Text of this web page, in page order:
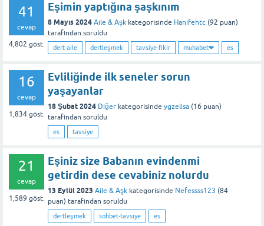
41
cevap
4,802 göst.
Eşimin yaptığına şaşkınım
8 Mayıs 2024 Aile & Aşk kategorisinde Hanifehtc (92 puan)
tarafından soruldu
dert-aile dertleşmek tavsiye-fikir muhabet❤ es
16
cevap
1,834 göst.
Evliliğinde ilk seneler sorun
yaşayanlar
18 Şubat 2024 Diğer kategorisinde ygzelisa (16 puan)
tarafından soruldu
es tavsiye
21
cevap
1,589 göst.
Eşiniz size Babanın evindenmi
getirdin dese cevabiniz nolurdu
13 Eylül 2023 Aile & Aşk kategorisinde Nefessss123 (84
puan) tarafından soruldu
dertleşmek sohbet-tavsiye es